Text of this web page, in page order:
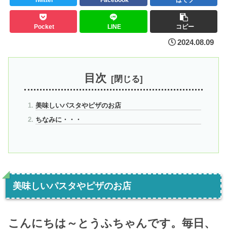
Pocket LINE コピー
2024.08.09
目次
美味しいパスタやピザのお店
ちなみに・・・
美味しいパスタやピザのお店
こんにちは～とうふちゃんです。毎日、